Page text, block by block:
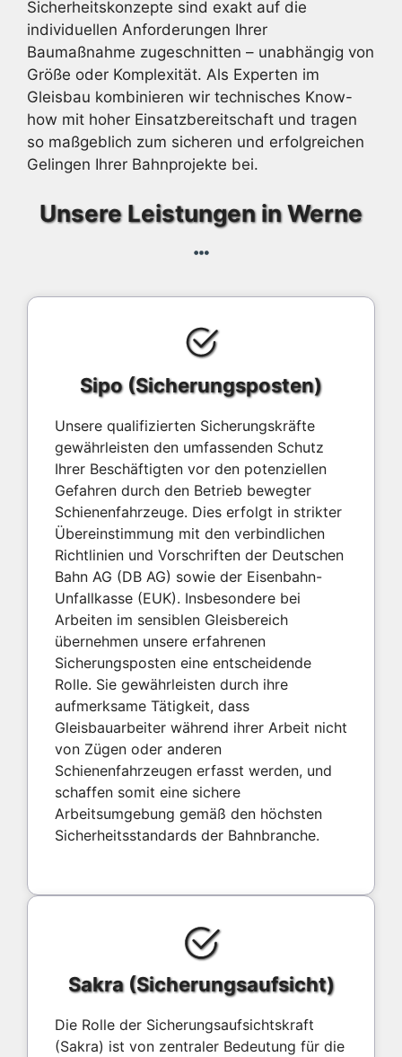
Sicherheitskonzepte sind exakt auf die
individuellen Anforderungen Ihrer
Baumaßnahme zugeschnitten – unabhängig von
Größe oder Komplexität. Als Experten im
Gleisbau kombinieren wir technisches Know-
how mit hoher Einsatzbereitschaft und tragen
so maßgeblich zum sicheren und erfolgreichen
Gelingen Ihrer Bahnprojekte bei.
Unsere Leistungen in Werne
Sipo (Sicherungsposten)
Unsere qualifizierten Sicherungskräfte
gewährleisten den umfassenden Schutz
Ihrer Beschäftigten vor den potenziellen
Gefahren durch den Betrieb bewegter
Schienenfahrzeuge. Dies erfolgt in strikter
Übereinstimmung mit den verbindlichen
Richtlinien und Vorschriften der Deutschen
Bahn AG (DB AG) sowie der Eisenbahn-
Unfallkasse (EUK). Insbesondere bei
Arbeiten im sensiblen Gleisbereich
übernehmen unsere erfahrenen
Sicherungsposten eine entscheidende
Rolle. Sie gewährleisten durch ihre
aufmerksame Tätigkeit, dass
Gleisbauarbeiter während ihrer Arbeit nicht
von Zügen oder anderen
Schienenfahrzeugen erfasst werden, und
schaffen somit eine sichere
Arbeitsumgebung gemäß den höchsten
Sicherheitsstandards der Bahnbranche.
Sakra (Sicherungsaufsicht)
Die Rolle der Sicherungsaufsichtskraft
(Sakra) ist von zentraler Bedeutung für die